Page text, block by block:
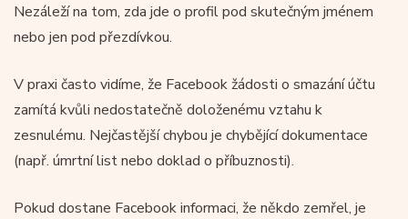
Nezáleží na tom, zda jde o profil pod skutečným jménem
nebo jen pod přezdívkou.
V praxi často vidíme, že Facebook žádosti o smazání účtu
zamítá kvůli nedostatečně doloženému vztahu k
zesnulému. Nejčastější chybou je chybějící dokumentace
(např. úmrtní list nebo doklad o příbuznosti).
Pokud dostane Facebook informaci, že někdo zemřel, je